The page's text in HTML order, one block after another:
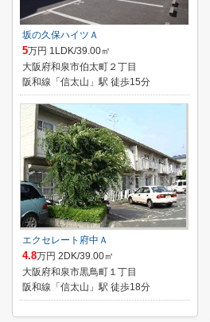
坂の久保ハイツＡ
5万円 1LDK/39.00㎡
大阪府和泉市伯太町２丁目
阪和線「信太山」駅 徒歩15分
エクセレート府中Ａ
4.8万円 2DK/39.00㎡
大阪府和泉市黒鳥町１丁目
阪和線「信太山」駅 徒歩18分